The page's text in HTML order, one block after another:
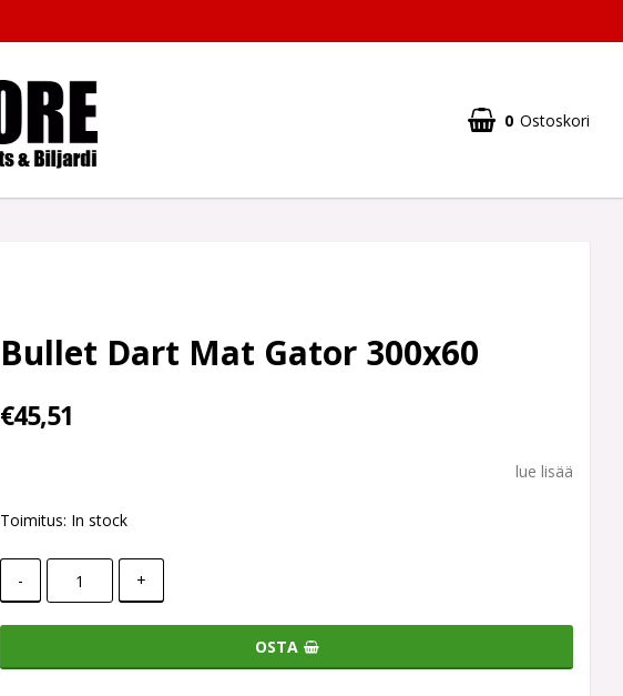
0 Ostoskori
Bullet Dart Mat Gator 300x60
€45,51
lue lisää
Toimitus: In stock
- +
OSTA